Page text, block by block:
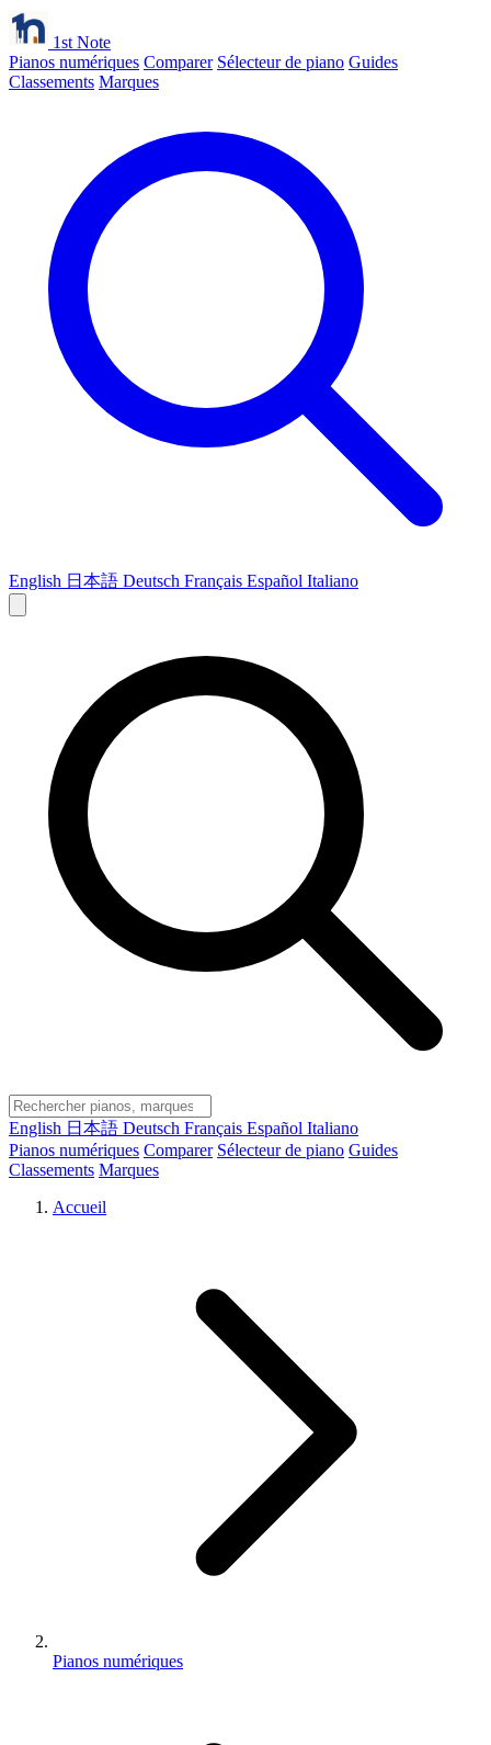
1st Note
Pianos numériques Comparer Sélecteur de piano Guides
Classements Marques
English 日本語 Deutsch Français Español Italiano
English 日本語 Deutsch Français Español Italiano
Pianos numériques Comparer Sélecteur de piano Guides
Classements Marques
Accueil
Pianos numériques